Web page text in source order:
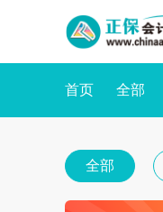
首页 全部
全部